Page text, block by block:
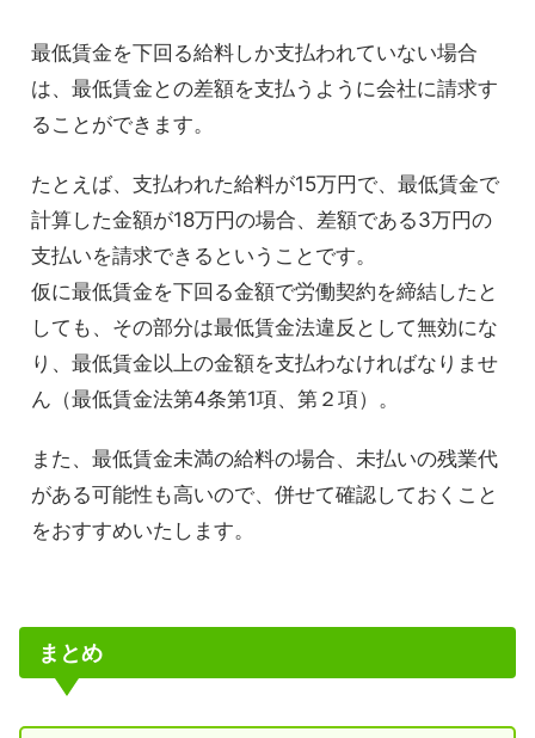
最低賃金を下回る給料しか支払われていない場合
は、最低賃金との差額を支払うように会社に請求す
ることができます。
たとえば、支払われた給料が15万円で、最低賃金で
計算した金額が18万円の場合、差額である3万円の
支払いを請求できるということです。
仮に最低賃金を下回る金額で労働契約を締結したと
しても、その部分は最低賃金法違反として無効にな
り、最低賃金以上の金額を支払わなければなりませ
ん（最低賃金法第4条第1項、第２項）。
また、最低賃金未満の給料の場合、未払いの残業代
がある可能性も高いので、併せて確認しておくこと
をおすすめいたします。
まとめ